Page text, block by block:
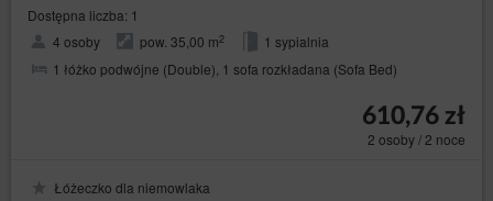
Dostępna liczba: 1
4 osoby
pow. 35,00 m2
1 sypialnia
1 łóżko podwójne (Double), 1 sofa rozkładana (Sofa Bed)
610,76 zł
2 osoby / 2 noce
Łóżeczko dla niemowlaka